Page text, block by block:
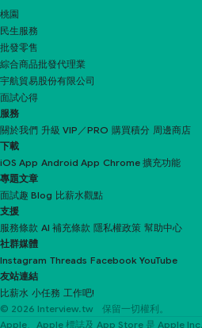
桃園
民生服務
批發零售
綜合商品批發代理業
宇航貿易股份有限公司
面試心得
服務
關於我們 升級 VIP／PRO 購買積分 周邊商店
下載
iOS App Android App Chrome 擴充功能
專題文章
面試趣 Blog 比薪水觀點
支援
服務條款 AI 補充條款 隱私權政策 幫助中心
社群媒體
Instagram Threads Facebook YouTube
友站連結
比薪水 小任務 工作吧!
© 2026 Interview.tw 保留一切權利。
Apple、Apple 標誌及 App Store 是 Apple